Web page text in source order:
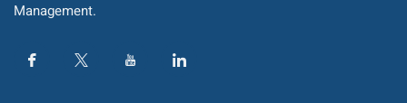
Management.